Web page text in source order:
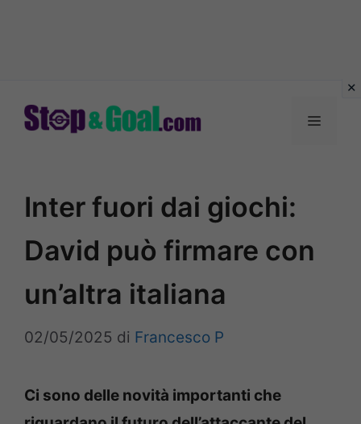
Menu
Inter fuori dai giochi:
David può firmare con
un’altra italiana
02/05/2025 di Francesco P
Ci sono delle novità importanti che